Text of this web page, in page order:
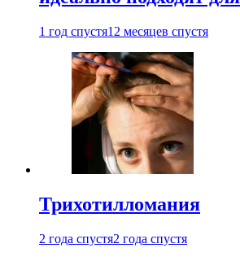
1 год спустя12 месяцев спустя
Трихотилломания
2 года спустя2 года спустя